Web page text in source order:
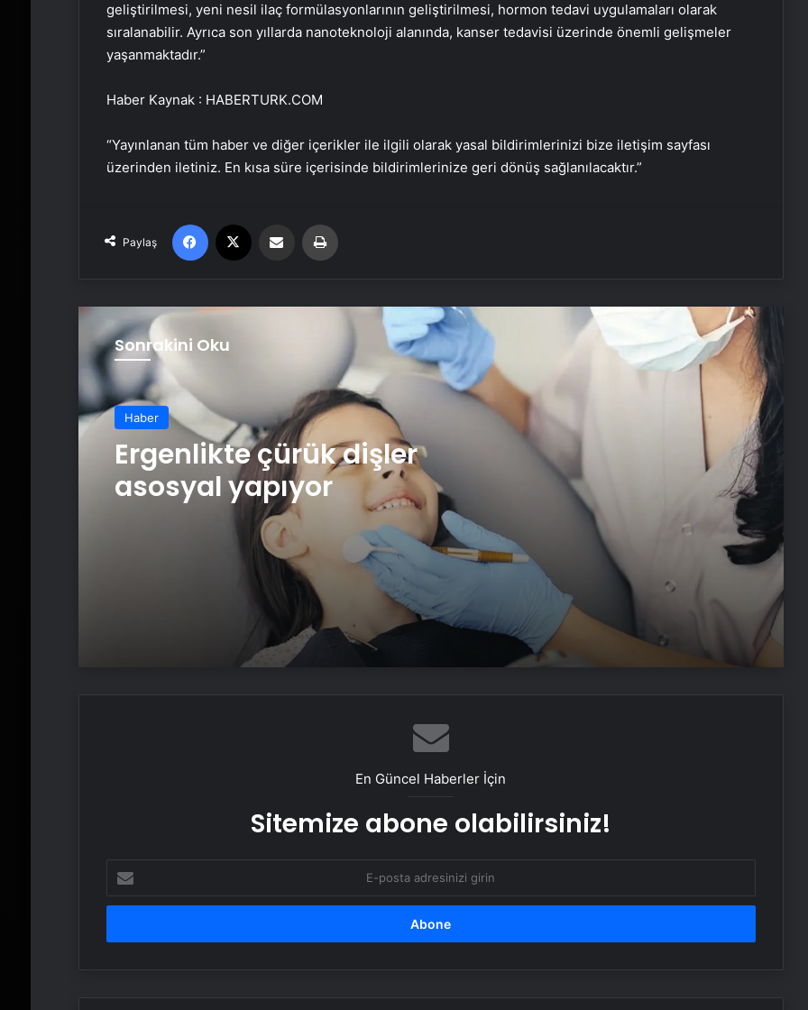
geliştirilmesi, yeni nesil ilaç formülasyonlarının geliştirilmesi, hormon tedavi uygulamaları olarak
sıralanabilir. Ayrıca son yıllarda nanoteknoloji alanında, kanser tedavisi üzerinde önemli gelişmeler
yaşanmaktadır.”
Haber Kaynak : HABERTURK.COM
“Yayınlanan tüm haber ve diğer içerikler ile ilgili olarak yasal bildirimlerinizi bize iletişim sayfası
üzerinden iletiniz. En kısa süre içerisinde bildirimlerinize geri dönüş sağlanılacaktır.”
Paylaş
Facebook Email'den paylaş
Sonrakini Oku
Haber
Ergenlikte çürük dişler
asosyal yapıyor
Cildine bunu yapanlar yandı! Cildiniz
yanabilir…
Görünenin ardındaki anlamlar: Bu
Psikoloji dizisinden yeni kitap:
Kendine Ait Bir Yuva
Ne takma kirpik, ne rimel: Ok gibi
uzun kirpikler için doğal ve sihirli
formül!
Dişleri beyazlatan en etkili 5 doğal
Hamilelikte bu hataları yapıyor
En Güncel Haberler İçin
Sitemize abone olabilirsiniz!
posta
adresinizi